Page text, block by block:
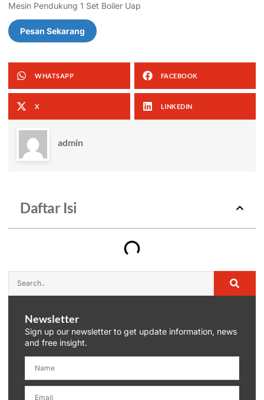
Mesin Pendukung 1 Set Boiler Uap
Pesan Sekarang
WHATSAPP FACEBOOK
X LINKEDIN
admin
Daftar Isi
Newsletter
Sign up our newsletter to get update information, news
and free insight.